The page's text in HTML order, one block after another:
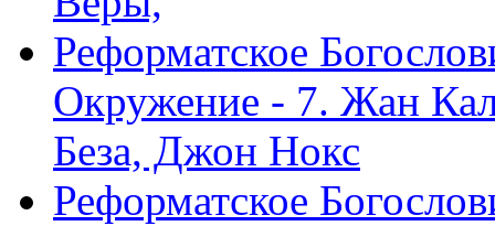
Реформатское
Окружение - 7. Жан
Беза, Джон Нокс
Реформатское